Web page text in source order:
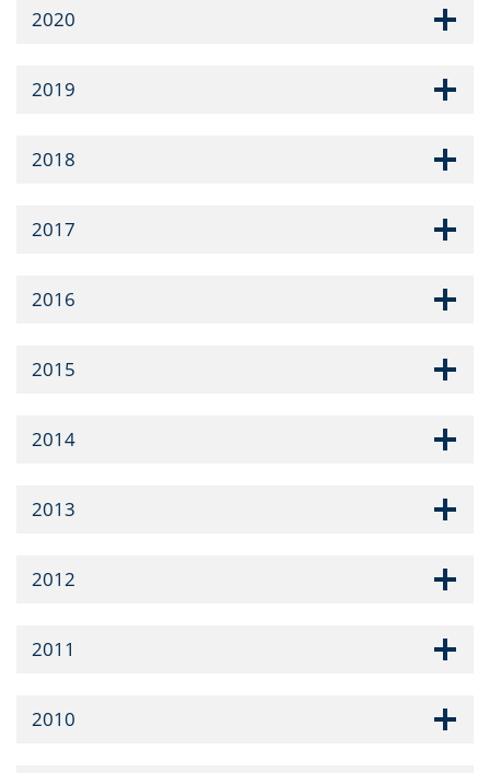
2020
2019
2018
2017
2016
2015
2014
2013
2012
2011
2010